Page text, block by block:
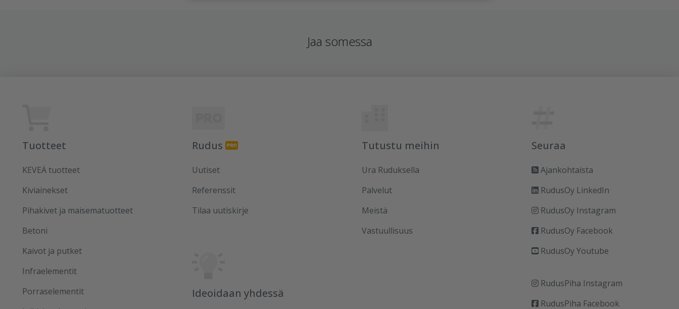
Jaa somessa
Tuotteet
KEVEÄ tuotteet
Kiviainekset
Pihakivet ja maisematuotteet
Betoni
Kaivot ja putket
Infraelementit
Porraselementit
Rudus
Uutiset
Referenssit
Tilaa uutiskirje
Ideoidaan yhdessä
Tutustu meihin
Ura Ruduksella
Palvelut
Meistä
Vastuullisuus
Seuraa
Ajankohtaista
RudusOy LinkedIn
RudusOy Instagram
RudusOy Facebook
RudusOy Youtube
RudusPiha Instagram
RudusPiha Facebook